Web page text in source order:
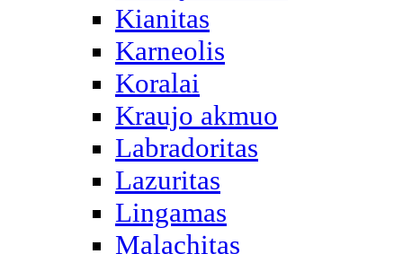
Kianitas
Karneolis
Koralai
Kraujo akmuo
Labradoritas
Lazuritas
Lingamas
Malachitas